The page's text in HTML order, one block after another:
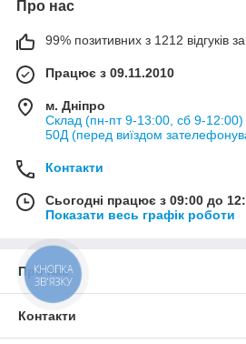
Про нас
99% позитивних з 1212 відгуків за
Працює з 09.11.2010
м. Дніпро
Склад (пн-пт 9-13:00, сб 9-
50Д (перед виїздом
Контакти
Сьогодні працює з 09:00 до
Показати весь графік роботи
Про нас
Контакти
КНОПКА
ЗВ'ЯЗКУ